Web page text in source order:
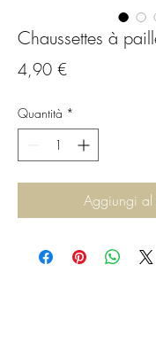
Chaussettes à
4,90 €
Quantità *
Aggiungi al